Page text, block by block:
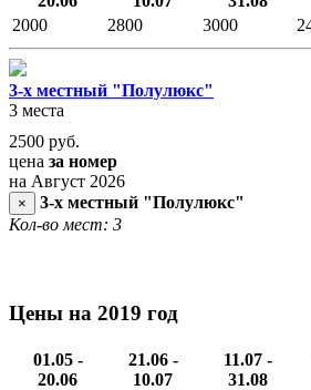
2000
2800 3000
3-х местный "Полулюкс"
3 места
2500 руб.
цена за номер
на Август 2026
×
3-х местный "Полулюкс"
Кол-во мест: 3
Цены на 2019 год
01.05 -
20.06
21.06 -
10.07
11.07 -
31.08